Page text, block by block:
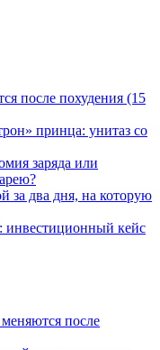
после похудения (15
принца: унитаз со
заряда или
за два дня, на которую
инвестиционный кейс
после